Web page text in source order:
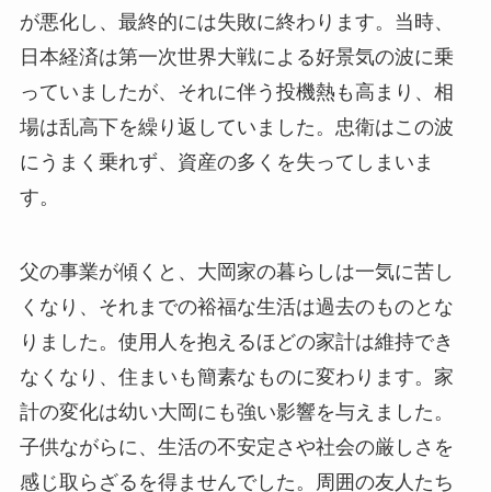
が悪化し、最終的には失敗に終わります。当時、
日本経済は第一次世界大戦による好景気の波に乗
っていましたが、それに伴う投機熱も高まり、相
場は乱高下を繰り返していました。忠衛はこの波
にうまく乗れず、資産の多くを失ってしまいま
す。
父の事業が傾くと、大岡家の暮らしは一気に苦し
くなり、それまでの裕福な生活は過去のものとな
りました。使用人を抱えるほどの家計は維持でき
なくなり、住まいも簡素なものに変わります。家
計の変化は幼い大岡にも強い影響を与えました。
子供ながらに、生活の不安定さや社会の厳しさを
感じ取らざるを得ませんでした。周囲の友人たち